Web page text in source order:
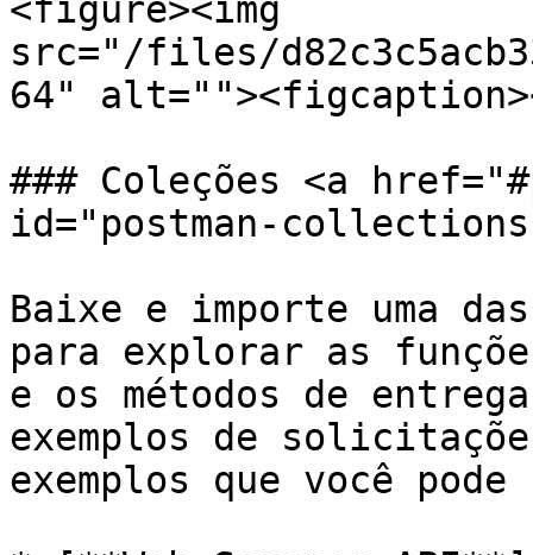
<figure><img
src="/files/
64"
### Coleções <a
id="postman-
Baixe e importe uma
para explorar as
e os métodos de
exemplos de
exemplos que você